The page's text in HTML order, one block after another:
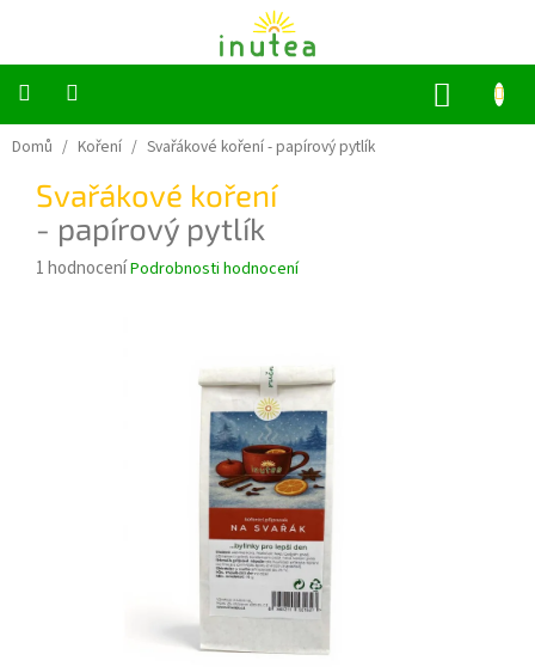
Bylinné
ovocné
čaje
Jednodruhové
bylinky
Domů / Koření / Svařákové koření- papírový pytlík
Svařákové koření
- papírový pytlík
Průměrné
1 hodnoceníPodrobnosti hodnocení